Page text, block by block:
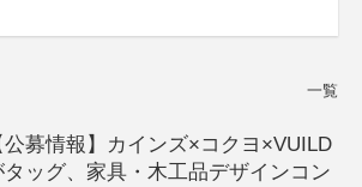
一覧
公募情報】カインズ×コクヨ×VUILD
タッグ、家具・木工品デザインコン